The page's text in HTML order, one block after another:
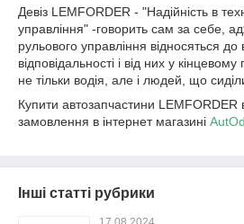
Девіз LEMFORDER - "Надійність в
управління" -говорить сам за себе,
рульового управління відносяться до
відповідальності і від них у
не тільки водія, але і людей, що
Купити автозапчастини LEMFORDER в
замовлення в інтернет магазині
Інші статті рубрики